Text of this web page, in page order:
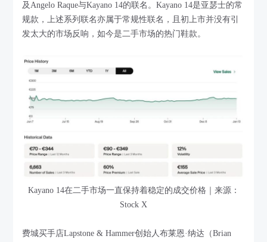
及Angelo Raque与Kayano 14的联名。Kayano 14是亚瑟士的常
规款，上述系列联名亦属于常规性联名，且初上市并没有引
发太大的市场反响，如今是二手市场的热门鞋款。
Kayano 14在二手市场一直保持着稳定的成交价格｜来源：
Stock X
费城买手店Lapstone & Hammer创始人布莱恩·纳达（Brian